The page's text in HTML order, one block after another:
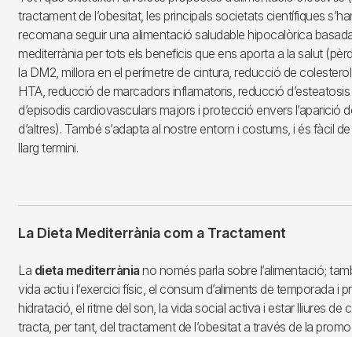
tractament de l’obesitat, les principals societats científiques
recomana seguir una alimentació saludable hipocalòrica
mediterrània per tots els beneficis que ens aporta a la salut
la DM2, millora en el perímetre de cintura, reducció de
HTA, reducció de marcadors inflamatoris, reducció
d’episodis cardiovasculars majors i protecció envers l’aparició
d’altres). També s’adapta al nostre entorn i costums, i és fàcil
llarg termini.
La Dieta Mediterrània com a Tractament
La dieta mediterrània no només parla sobre l’alimentació;
vida actiu i l’exercici físic, el consum d’aliments de temporada i
hidratació, el ritme del son, la vida social activa i estar lliures de
tracta, per tant, del tractament de l’obesitat a través de la